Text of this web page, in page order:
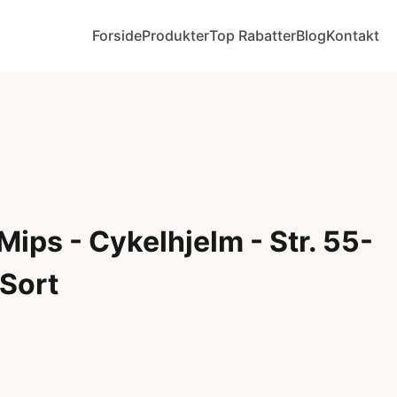
ForsideProdukterTop RabatterBlogKontakt
- Cykelhjelm - Str. 55-